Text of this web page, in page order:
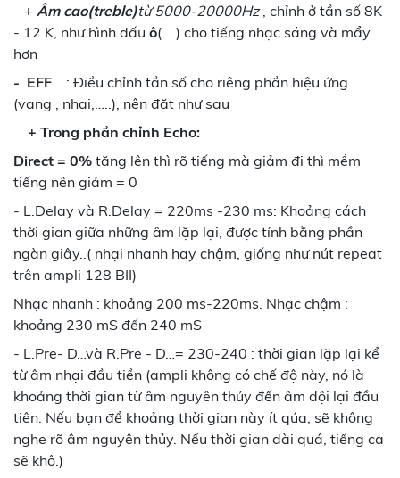
+ Âm cao(treble)từ 5000-20000Hz, chỉnh ở tần số 8K
- 12 K, như hình dấuô( ) cho tiếng nhạc sáng và mẩy
hơn
- EFF : Điều chỉnh tần số cho riêng phần hiệu ứng
(vang , nhại,…..), nên đặt như sau
+ Trong phần chỉnh Echo:
Direct = 0% tăng lên thì rõ tiếng mà giảm đi thì mềm
tiếng nên giảm = 0
- L.Delay và R.Delay = 220ms -230 ms: Khoảng cách
thời gian giữa những âm lặp lại, được tính bằng phần
ngàn giây..( nhại nhanh hay chậm, giống như nút repeat
trên ampli 128 BII)
Nhạc nhanh : khoảng 200 ms-220ms. Nhạc chậm :
khoảng 230 mS đến 240 mS
- L.Pre- D…và R.Pre - D…= 230-240 : thời gian lặp lại kể
từ âm nhại đầu tiền (ampli không có chế độ này, nó là
khoảng thời gian từ âm nguyên thủy đến âm dội lại đầu
tiên. Nếu bạn để khoảng thời gian này ít qúa, sẽ không
nghe rõ âm nguyên thủy. Nếu thời gian dài quá, tiếng ca
sẽ khô.)